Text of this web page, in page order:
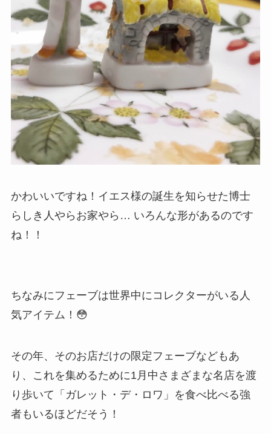
かわいいですね！イエス様の誕生を知らせた博士
らしき人やらお家やら… いろんな形があるのです
ね！！
ちなみにフェーブは世界中にコレクターがいる人
気アイテム！😳
その年、そのお店だけの限定フェーブなどもあ
り、これを集めるために1月中さまざまな名店を渡
り歩いて「ガレット・デ・ロワ」を食べ比べる強
者もいるほどだそう！